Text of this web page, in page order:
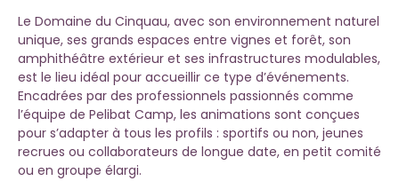
Le Domaine du Cinquau, avec son environnement naturel
unique, ses grands espaces entre vignes et forêt, son
amphithéâtre extérieur et ses infrastructures modulables,
est le lieu idéal pour accueillir ce type d’événements.
Encadrées par des professionnels passionnés comme
l’équipe de Pelibat Camp, les animations sont conçues
pour s’adapter à tous les profils : sportifs ou non, jeunes
recrues ou collaborateurs de longue date, en petit comité
ou en groupe élargi.